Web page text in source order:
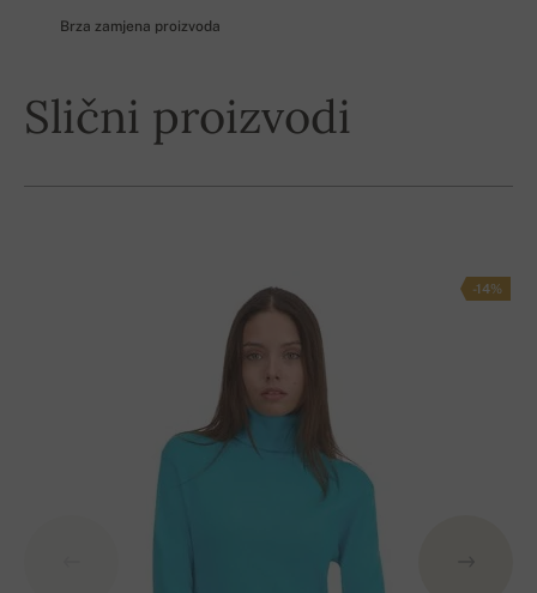
Brza zamjena proizvoda
Slični proizvodi
-14%